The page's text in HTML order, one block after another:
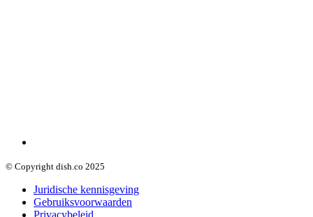
© Copyright dish.co 2025
Juridische kennisgeving
Gebruiksvoorwaarden
Privacybeleid